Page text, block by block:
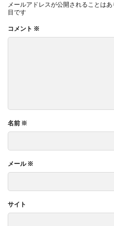
メールアドレスが公開されることはあ
目です
コメント ※
名前 ※
メール※
サイト